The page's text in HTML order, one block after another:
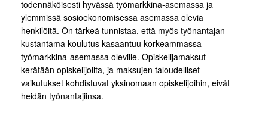
todennäköisesti hyvässä työmarkkina-asemassa ja
ylemmissä sosioekonomisessa asemassa olevia
henkilöitä. On tärkeä tunnistaa, että myös työnantajan
kustantama koulutus kasaantuu korkeammassa
työmarkkina-asemassa oleville. Opiskelijamaksut
kerätään opiskelijoilta, ja maksujen taloudelliset
vaikutukset kohdistuvat yksinomaan opiskelijoihin, eivät
heidän työnantajiinsa.